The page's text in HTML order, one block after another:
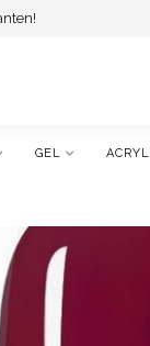
GEL ACRYL